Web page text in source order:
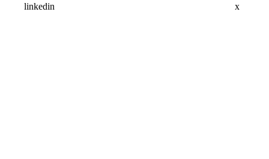
linkedin x